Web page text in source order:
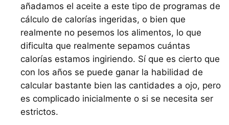
añadamos el aceite a este tipo de programas de
cálculo de calorías ingeridas, o bien que
realmente no pesemos los alimentos, lo que
dificulta que realmente sepamos cuántas
calorías estamos ingiriendo. Sí que es cierto que
con los años se puede ganar la habilidad de
calcular bastante bien las cantidades a ojo, pero
es complicado inicialmente o si se necesita ser
estrictos.